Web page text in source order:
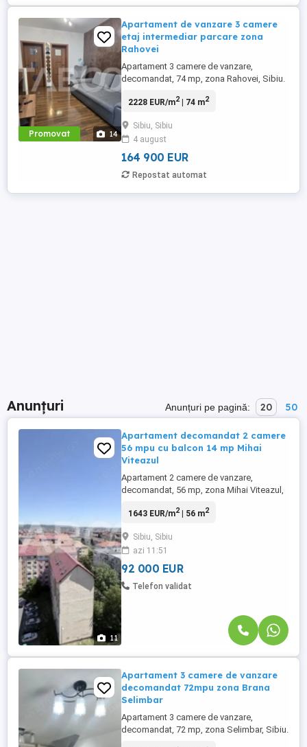
Promovat 14
Apartament de vanzare 3 camere
etaj intermediar parcare zona
Rahovei
Apartament 3 camere de vanzare,
decomandat, 74 mp, zona Rahovei, Sibiu.
• Un loc de parcare inclus in pret • Pretabil
costuri mici de intretinere TABOO
Imobiliare propune un apartament de
vanzare ...
2228 EUR/m2| 74 m2
Sibiu, Sibiu
4 august
164 900 EUR
Repostat automat
Anunțuri Anunțuri pe pagină: 20 50
11
Apartament decomandat 2 camere
56 mpu cu balcon 14 mp Mihai
Viteazul
Apartament 2 camere de vanzare,
decomandat, 56 mp, zona Mihai Viteazul,
Avantaje majore ale acestui apartament:
sigura TABOO Imobiliare propune un
apartament de vanzare cu 2 camere,
decomandat, ...
1643 EUR/m2| 56 m2
Sibiu, Sibiu
azi 11:51
92 000 EUR
Telefon validat
Apartament 3 camere de vanzare
decomandat 72mpu zona Brana
Selimbar
Apartament 3 camere de vanzare,
decomandat, 72 mp, zona Selimbar, Sibiu.